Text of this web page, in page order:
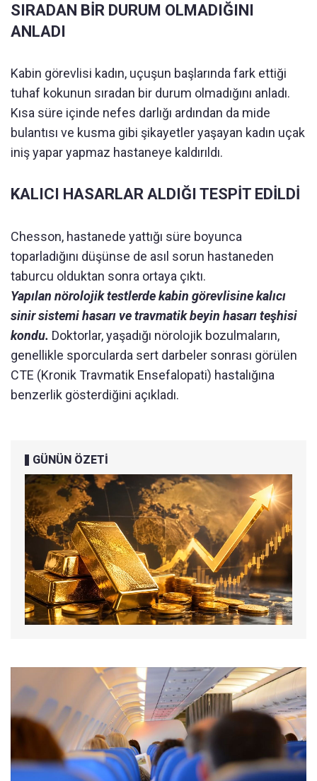
SIRADAN BİR DURUM OLMADIĞINI
ANLADI
Kabin görevlisi kadın, uçuşun başlarında fark ettiği
tuhaf kokunun sıradan bir durum olmadığını anladı.
Kısa süre içinde nefes darlığı ardından da mide
bulantısı ve kusma gibi şikayetler yaşayan kadın uçak
iniş yapar yapmaz hastaneye kaldırıldı.
KALICI HASARLAR ALDIĞI TESPİT EDİLDİ
Chesson, hastanede yattığı süre boyunca
toparladığını düşünse de asıl sorun hastaneden
taburcu olduktan sonra ortaya çıktı.
Yapılan nörolojik testlerde kabin görevlisine kalıcı
sinir sistemi hasarı ve travmatik beyin hasarı teşhisi
kondu. Doktorlar, yaşadığı nörolojik bozulmaların,
genellikle sporcularda sert darbeler sonrası görülen
CTE (Kronik Travmatik Ensefalopati) hastalığına
benzerlik gösterdiğini açıkladı.
GÜNÜN ÖZETİ